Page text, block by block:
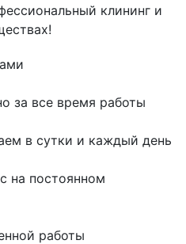
клининг и
за все время работы
в сутки и каждый день
на постоянном
работы